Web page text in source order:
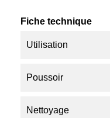
Fiche technique
Utilisation
Poussoir
Nettoyage